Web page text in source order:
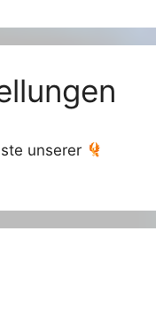
unserer